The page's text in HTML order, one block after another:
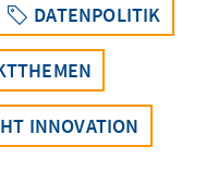
DATENPOLITIK
INNOVATION